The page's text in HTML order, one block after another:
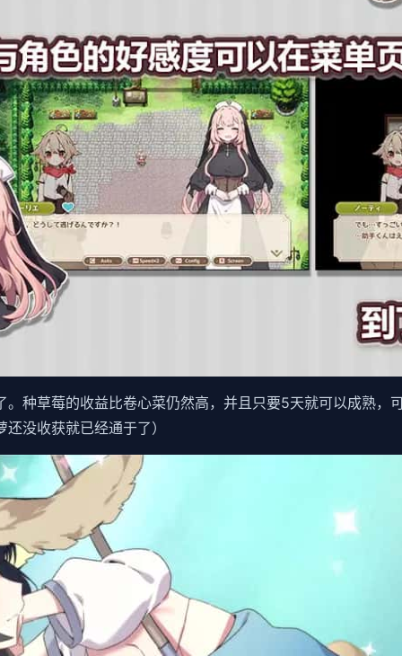
种草莓的收益比卷心菜仍然高，并且只要5天就可以成熟，
没收获就已经通于了）